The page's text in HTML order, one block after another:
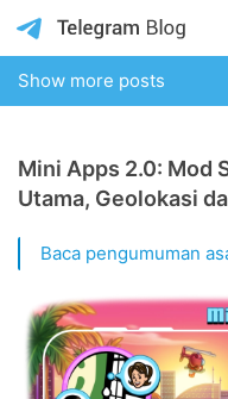
Show more posts
Mini Apps 2.0: Mod
Utama, Geolokasi
Baca pengumuman